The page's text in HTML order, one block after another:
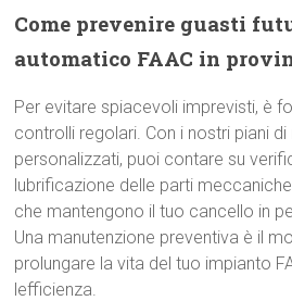
Come prevenire guasti
automatico FAAC in
Per evitare spiacevoli imprevisti, è
controlli regolari. Con i nostri piani
personalizzati, puoi contare su
lubrificazione delle parti
che mantengono il tuo cancello in
Una manutenzione preventiva è il
prolungare la vita del tuo impianto
lefficienza.